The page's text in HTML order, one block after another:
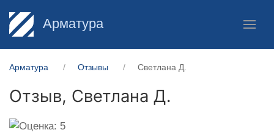
Арматура
Арматура Отзывы Светлана Д.
Отзыв, Светлана Д.